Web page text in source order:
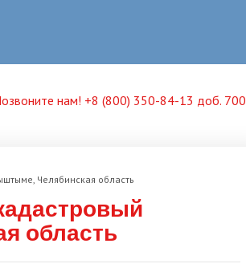
нам! +8 (800) 350-84-13 доб. 700
Челябинская область
область